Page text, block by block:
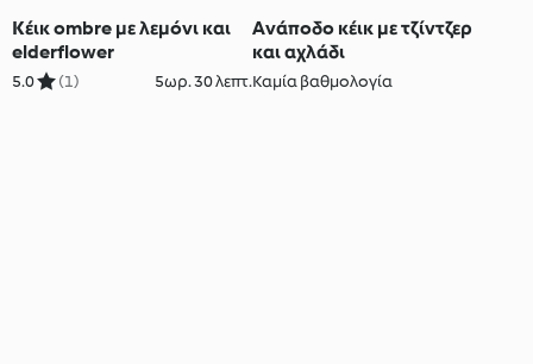
Κέικ ombre με λεμόνι και
elderflower
5.0 (1) 5ωρ. 30 λεπτ.
Ανάποδο κέικ με τζίντζερ
και αχλάδι
Καμία βαθμολογία